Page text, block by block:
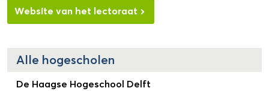
Website van het lectoraat
Alle hogescholen
De Haagse Hogeschool Delft